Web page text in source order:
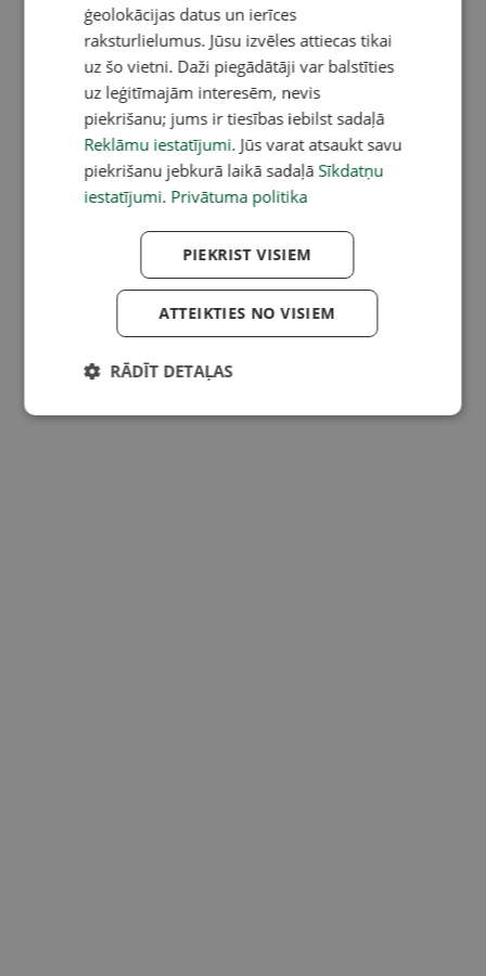
ģeolokācijas datus un ierīces
raksturlielumus. Jūsu izvēles attiecas tikai
uz šo vietni. Daži piegādātāji var balstīties
uz leģitīmajām interesēm, nevis
piekrišanu; jums ir tiesības iebilst sadaļā
Reklāmu iestatījumi. Jūs varat atsaukt savu
piekrišanu jebkurā laikā sadaļā Sīkdatņu
iestatījumi. Privātuma politika
PIEKRIST VISIEM
ATTEIKTIES NO VISIEM
RĀDĪT DETAĻAS